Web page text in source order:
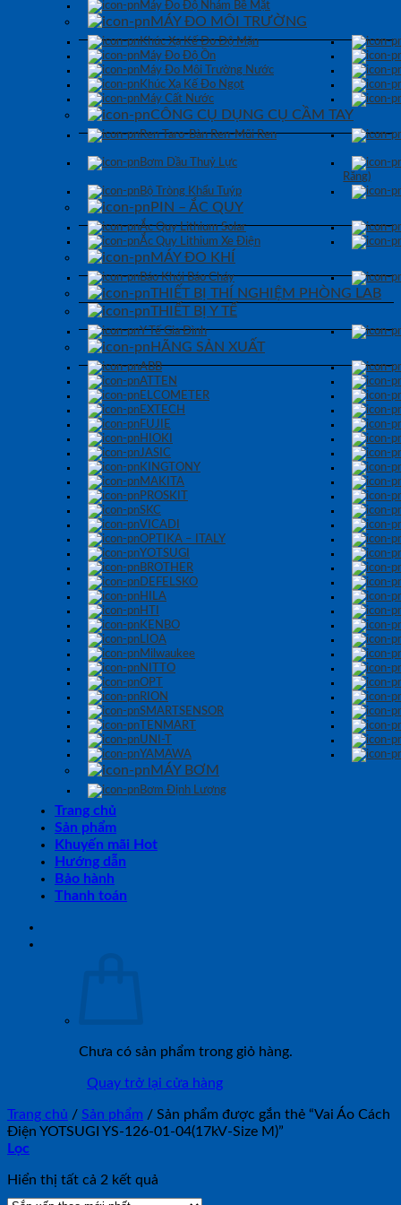
Máy Đo Độ Nhám Bề Mặt
MÁY ĐO MÔI TRƯỜNG
Khúc Xạ Kế Đo Độ Mặn
Máy Đo Độ Ồn
Máy Đo Môi Trường Nước
Khúc Xạ Kế Đo Ngọt
Máy Cất Nước
CÔNG CỤ DỤNG CỤ CẦM TAY
Ren Taro-Bàn Ren-Mũi Ren
Bơm Dầu Thuỷ Lực
Răng)
Bộ Tròng Khẩu Tuýp
PIN – ẮC QUY
Ắc Quy Lithium Solar
Ắc Quy Lithium Xe Điện
MÁY ĐO KHÍ
Báo Khói Báo Cháy
THIẾT BỊ THÍ NGHIỆM PHÒNG LAB
THIẾT BỊ Y TẾ
Y Tế Gia Đình
HÃNG SẢN XUẤT
ABB
ATTEN
ELCOMETER
EXTECH
FUJIE
HIOKI
JASIC
KINGTONY
MAKITA
PROSKIT
SKC
VICADI
OPTIKA – ITALY
YOTSUGI
BROTHER
DEFELSKO
HILA
HTI
KENBO
LIOA
Milwaukee
NITTO
OPT
RION
SMARTSENSOR
TENMART
UNI-T
YAMAWA
MÁY BƠM
Bơm Định Lượng
Trang chủ
Sản phẩm
Khuyến mãi Hot
Hướng dẫn
Bảo hành
Thanh toán
Chưa có sản phẩm trong giỏ hàng.
Quay trở lại cửa hàng
Trang chủ / Sản phẩm / Sản phẩm được gắn thẻ “Vai Áo Cách
Điện YOTSUGI YS-126-01-04(17kV-Size M)”
Lọc
Hiển thị tất cả 2 kết quả
sắp